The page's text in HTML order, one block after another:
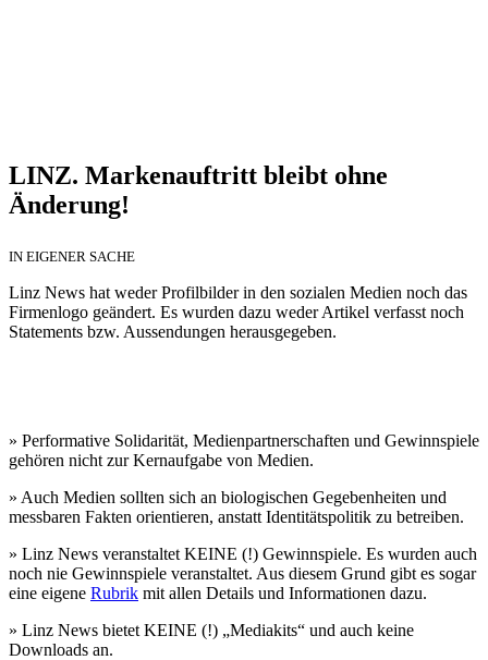
LINZ. Markenauftritt bleibt ohne
Änderung!
IN EIGENER SACHE
Linz News hat weder Profilbilder in den sozialen Medien noch das
Firmenlogo geändert. Es wurden dazu weder Artikel verfasst noch
Statements bzw. Aussendungen herausgegeben.
» Performative Solidarität, Medienpartnerschaften und Gewinnspiele
gehören nicht zur Kernaufgabe von Medien.
» Auch Medien sollten sich an biologischen Gegebenheiten und
messbaren Fakten orientieren, anstatt Identitätspolitik zu betreiben.
» Linz News veranstaltet KEINE (!) Gewinnspiele. Es wurden auch
noch nie Gewinnspiele veranstaltet. Aus diesem Grund gibt es sogar
eine eigene Rubrik mit allen Details und Informationen dazu.
» Linz News bietet KEINE (!) „Mediakits“ und auch keine
Downloads an.